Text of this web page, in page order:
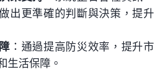
出更準確的判斷與決策，提升
：通過提高防災效率，提升市
生活保障。